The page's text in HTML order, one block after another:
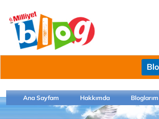
Ana Sayfam Hakkımda Bloglarım